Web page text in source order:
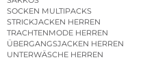
SOCKEN MULTIPACKS
STRICKJACKEN HERREN
TRACHTENMODE HERREN
ÜBERGANGSJACKEN HERREN
UNTERWÄSCHE HERREN